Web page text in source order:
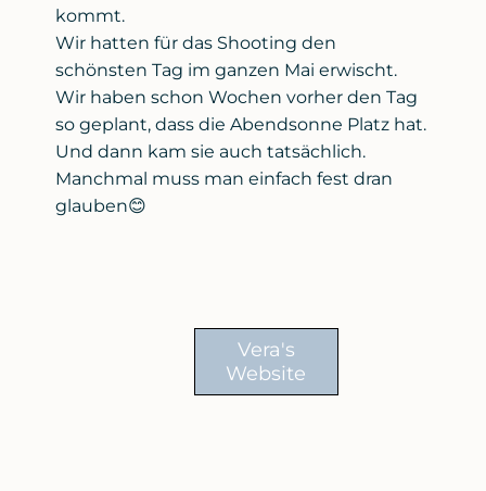
kommt.
Wir hatten für das Shooting den
schönsten Tag im ganzen Mai erwischt.
Wir haben schon Wochen vorher den Tag
so geplant, dass die Abendsonne Platz hat.
Und dann kam sie auch tatsächlich.
Manchmal muss man einfach fest dran
glauben😊
Vera's
Website